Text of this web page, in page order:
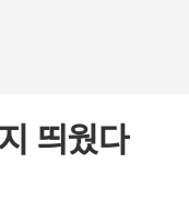
띄웠다